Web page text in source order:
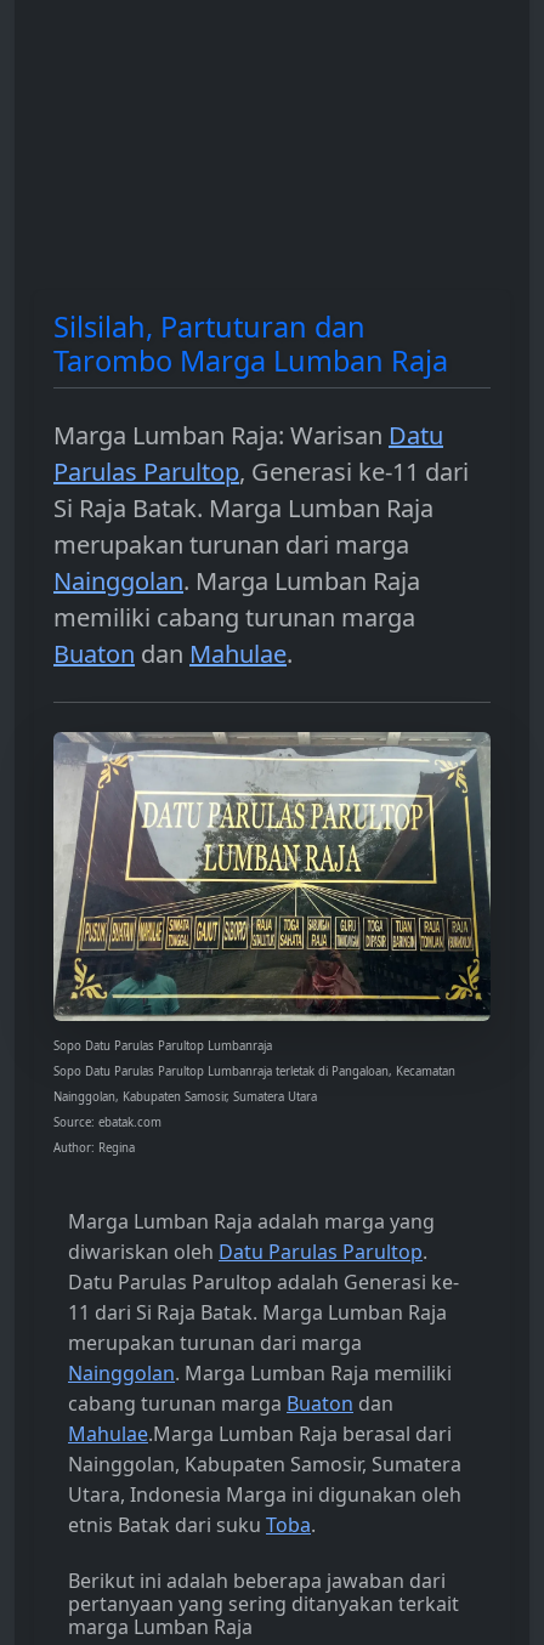
Silsilah, Partuturan dan
Tarombo Marga Lumban Raja
Marga Lumban Raja: Warisan Datu
Parulas Parultop, Generasi ke-11 dari
Si Raja Batak. Marga Lumban Raja
merupakan turunan dari marga
Nainggolan. Marga Lumban Raja
memiliki cabang turunan marga
Buaton dan Mahulae.
Sopo Datu Parulas Parultop Lumbanraja
Sopo Datu Parulas Parultop Lumbanraja terletak di Pangaloan, Kecamatan
Nainggolan, Kabupaten Samosir, Sumatera Utara
Source: ebatak.com
Author: Regina
Marga Lumban Raja adalah marga yang
diwariskan oleh Datu Parulas Parultop.
Datu Parulas Parultop adalah Generasi ke-
11 dari Si Raja Batak. Marga Lumban Raja
merupakan turunan dari marga
Nainggolan. Marga Lumban Raja memiliki
cabang turunan marga Buaton dan
Mahulae.Marga Lumban Raja berasal dari
Nainggolan, Kabupaten Samosir, Sumatera
Utara, Indonesia Marga ini digunakan oleh
etnis Batak dari suku Toba.
Berikut ini adalah beberapa jawaban dari
pertanyaan yang sering ditanyakan terkait
marga Lumban Raja